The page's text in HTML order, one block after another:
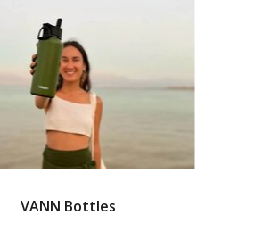
VANN Bottles